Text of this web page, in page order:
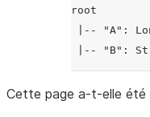
root
|-- "A":
|-- "B":
Cette page a-t-elle été